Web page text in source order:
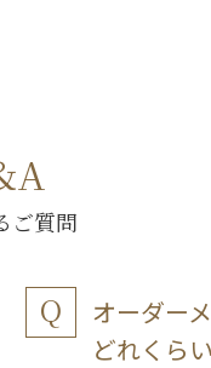
ご質問
オーダー
どれくら